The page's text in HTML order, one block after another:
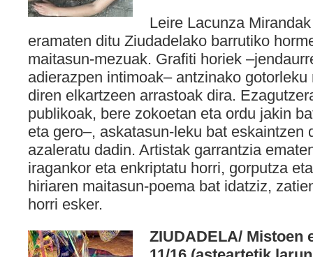
Leire Lacunza
eramaten ditu Ziudadelako barrutiko
maitasun-mezuak. Grafiti horiek
adierazpen intimoak– antzinako
diren elkartzeen arrastoak dira.
publikoak, bere zokoetan eta ordu jakin
eta gero–, askatasun-leku bat eskaintzen
azaleratu dadin. Artistak garrantzia
iragankor eta enkriptatu horri, gorputza
hiriaren maitasun-poema bat idatziz,
horri esker.
ZIUDADELA/ Mistoen